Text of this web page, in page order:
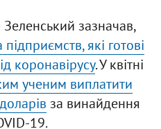
зазначав,
підприємств, які готові
коронавірусу. У квітні
ученим виплатити
за винайдення
19.